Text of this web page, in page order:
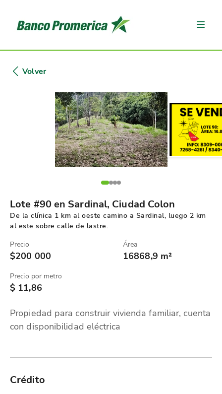
Volver
Lote #90 en Sardinal, Ciudad Colon
De la clínica 1 km al oeste camino a Sardinal, luego 2 km
al este sobre calle de lastre.
Precio
$200 000
Área
16868,9 m²
Precio por metro
$ 11,86
Propiedad para construir vivienda familiar, cuenta
con disponibilidad eléctrica
Crédito